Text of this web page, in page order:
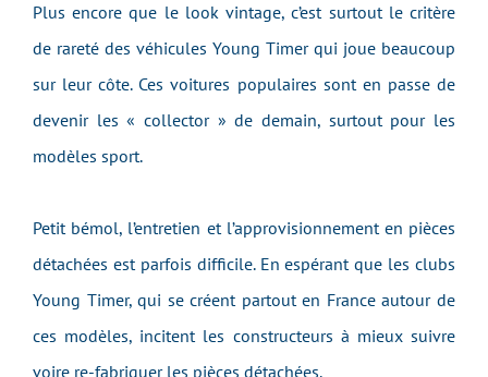
Plus encore que le look vintage, c’est surtout le critère
de rareté des véhicules Young Timer qui joue beaucoup
sur leur côte. Ces voitures populaires sont en passe de
devenir les « collector » de demain, surtout pour les
modèles sport.
Petit bémol, l’entretien et l’approvisionnement en pièces
détachées est parfois difficile. En espérant que les clubs
Young Timer, qui se créent partout en France autour de
ces modèles, incitent les constructeurs à mieux suivre
voire re-fabriquer les pièces détachées.